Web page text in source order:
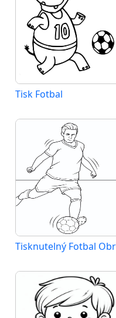
Tisk Fotbal